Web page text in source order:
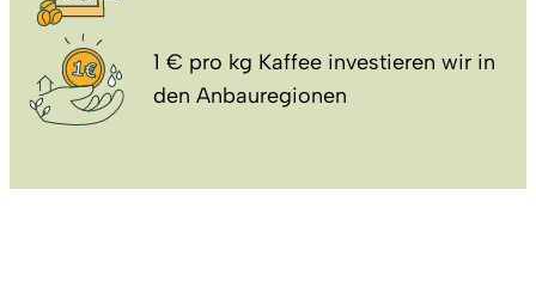
1 € pro kg Kaffee investieren wir in
den Anbauregionen